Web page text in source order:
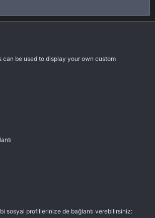
can be used to display your own custom
sosyal profillerinize de bağlantı verebilirsiniz: